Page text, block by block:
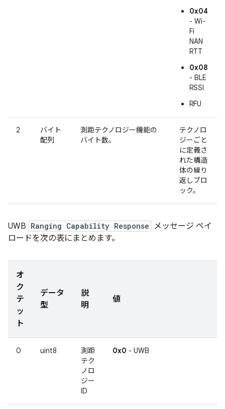
0x04
- Wi-
Fi
NAN
RTT
0x08
- BLE
RSSI
RFU
2
バイト
配列
測距テクノロジー機能の
バイト数。
テクノロ
ジーごと
に定義さ
れた構造
体の繰り
返しブロ
ック。
UWB Ranging Capability Response
メッセージ ペイ
ロードを次の表にまとめます。
オ
ク
テ
ッ
ト
データ
型
説
明
値
0 uint8
測距
テク
ノロ
ジー
ID
0x0 - UWB